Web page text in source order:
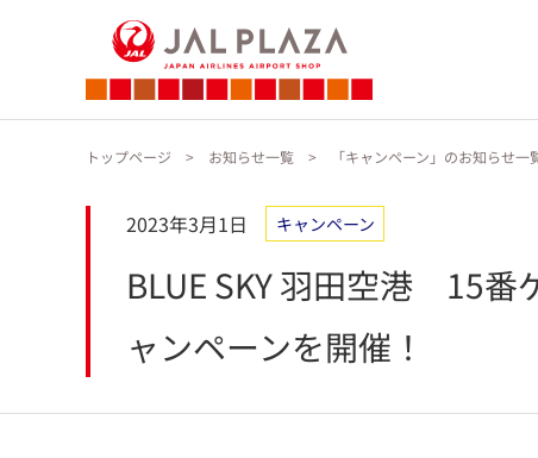
トップページ お知らせ一覧 「キャンペーン」のお知らせ一
2023年3月1日 キャンペーン
BLUE SKY 羽田空港 15番
ャンペーンを開催！